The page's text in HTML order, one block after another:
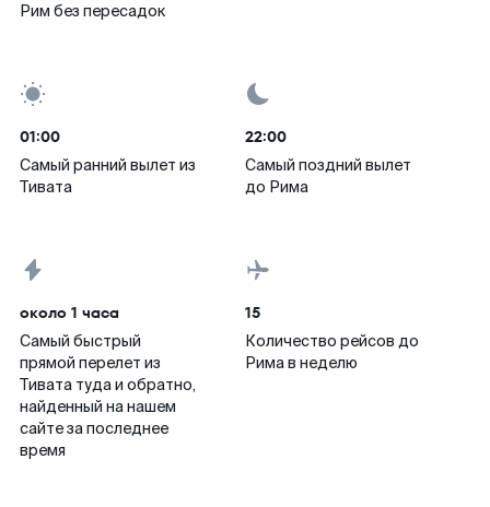
Рим без пересадок
01:00
Самый ранний вылет из
Тивата
22:00
Самый поздний вылет
до Рима
около 1 часа
Самый быстрый
прямой перелет из
Тивата туда и обратно,
найденный на нашем
сайте за последнее
время
15
Количество рейсов до
Рима в неделю